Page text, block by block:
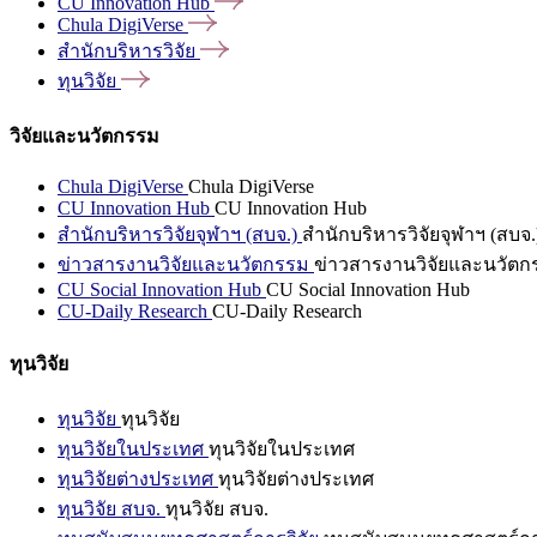
Chula DigiVerse
สำนักบริหารวิจัย
ทุนวิจัย
วิจัยและนวัตกรรม
Chula DigiVerse Chula DigiVerse
CU Innovation Hub CU Innovation Hub
สำนักบริหารวิจัยจุฬาฯ (สบจ.) สำนักบริหารวิจัยจุฬาฯ (สบจ
ข่าวสารงานวิจัยและนวัตกรรม ข่าวสารงานวิจัยและนวัตก
CU Social Innovation Hub CU Social Innovation Hub
CU-Daily Research CU-Daily Research
ทุนวิจัย
ทุนวิจัย ทุนวิจัย
ทุนวิจัยในประเทศ ทุนวิจัยในประเทศ
ทุนวิจัยต่างประเทศ ทุนวิจัยต่างประเทศ
ทุนวิจัย สบจ. ทุนวิจัย สบจ.